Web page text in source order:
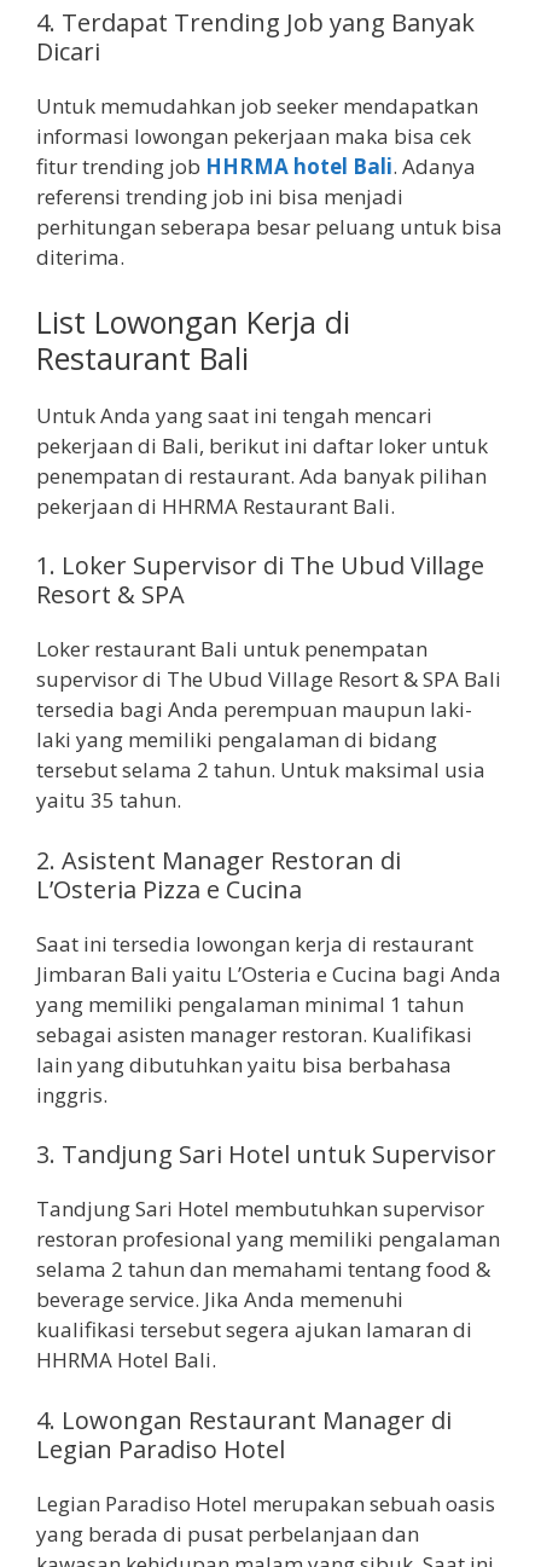
4. Terdapat Trending Job yang Banyak
Dicari
Untuk memudahkan job seeker mendapatkan
informasi lowongan pekerjaan maka bisa cek
fitur trending job HHRMA hotel Bali. Adanya
referensi trending job ini bisa menjadi
perhitungan seberapa besar peluang untuk bisa
diterima.
List Lowongan Kerja di
Restaurant Bali
Untuk Anda yang saat ini tengah mencari
pekerjaan di Bali, berikut ini daftar loker untuk
penempatan di restaurant. Ada banyak pilihan
pekerjaan di HHRMA Restaurant Bali.
1. Loker Supervisor di The Ubud Village
Resort & SPA
Loker restaurant Bali untuk penempatan
supervisor di The Ubud Village Resort & SPA Bali
tersedia bagi Anda perempuan maupun laki-
laki yang memiliki pengalaman di bidang
tersebut selama 2 tahun. Untuk maksimal usia
yaitu 35 tahun.
2. Asistent Manager Restoran di
L’Osteria Pizza e Cucina
Saat ini tersedia lowongan kerja di restaurant
Jimbaran Bali yaitu L’Osteria e Cucina bagi Anda
yang memiliki pengalaman minimal 1 tahun
sebagai asisten manager restoran. Kualifikasi
lain yang dibutuhkan yaitu bisa berbahasa
inggris.
3. Tandjung Sari Hotel untuk Supervisor
Tandjung Sari Hotel membutuhkan supervisor
restoran profesional yang memiliki pengalaman
selama 2 tahun dan memahami tentang food &
beverage service. Jika Anda memenuhi
kualifikasi tersebut segera ajukan lamaran di
HHRMA Hotel Bali.
4. Lowongan Restaurant Manager di
Legian Paradiso Hotel
Legian Paradiso Hotel merupakan sebuah oasis
yang berada di pusat perbelanjaan dan